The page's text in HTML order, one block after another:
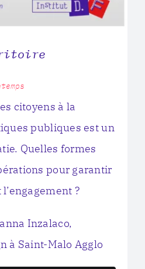
citoyens à la
publiques est un
Quelles formes
pour garantir
?
Inzalaco,
à Saint-Malo Agglo